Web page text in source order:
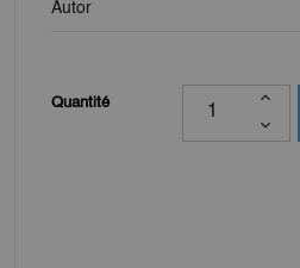
Autor
Quantité